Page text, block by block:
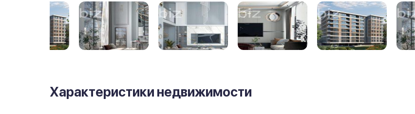
Характеристики недвижимости